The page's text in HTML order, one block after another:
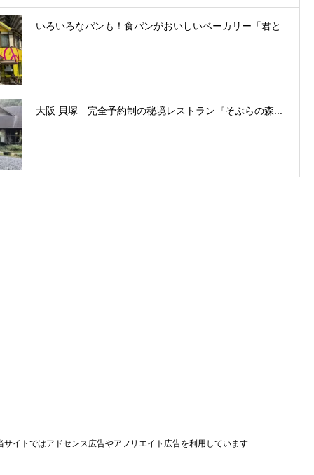
いろいろなパンも！食パンがおいしいベーカリー「君と...
大阪 貝塚 完全予約制の秘境レストラン『そぶらの森...
サイトではアドセンス広告やアフリエイト広告を利用しています